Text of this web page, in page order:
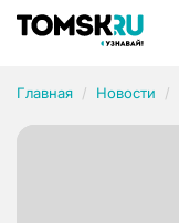
Главная Новости